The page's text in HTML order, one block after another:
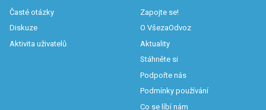
Časté otázky
Diskuze
Aktivita uživatelů
Zapojte se!
O VšezaOdvoz
Aktuality
Stáhněte si
Podpořte nás
Podmínky používání
Co se líbí nám